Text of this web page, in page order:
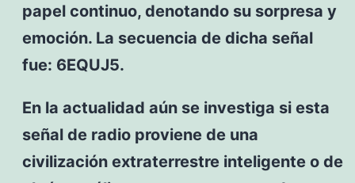
papel continuo, denotando su sorpresa y
emoción. La secuencia de dicha señal
fue: 6EQUJ5.
En la actualidad aún se investiga si esta
señal de radio proviene de una
civilización extraterrestre inteligente o de